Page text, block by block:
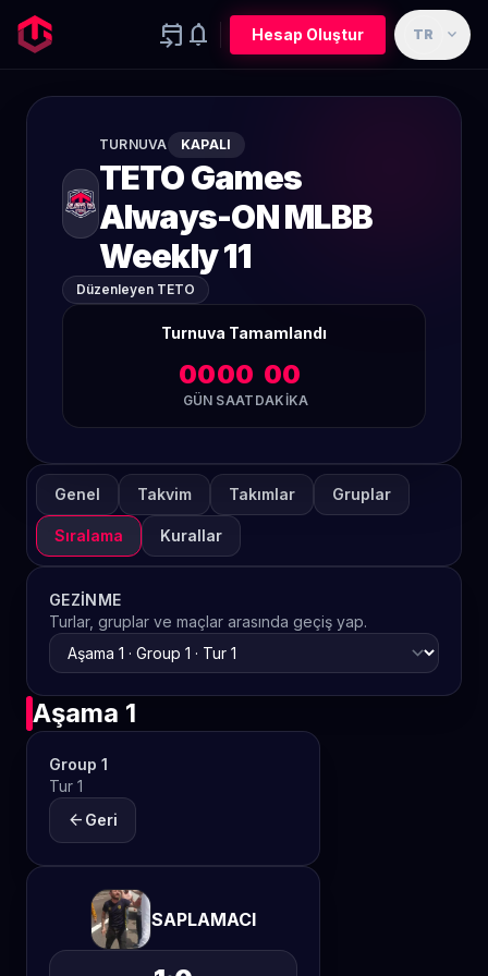
event_upcoming notifications Hesap Oluştur TR expand_more
TURNUVA KAPALI
TETO Games
Always-ON MLBB
Weekly 11
Düzenleyen TETO
Turnuva Tamamlandı
00
GÜN
00
SAAT
00
DAKIKA
Genel Takvim Takımlar Gruplar
Sıralama Kurallar
GEZINME
Turlar, gruplar ve maçlar arasında geçiş yap.
Aşama 1
Group 1
Tur 1
arrow_back Geri
SAPLAMACI